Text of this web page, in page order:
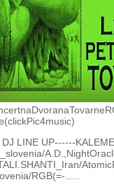
LINE UP------
RGB(=-.....